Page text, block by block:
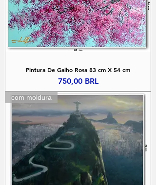
Pintura De Galho Rosa 83 cm X 54 cm
Precio
750,00 BRL
com moldura